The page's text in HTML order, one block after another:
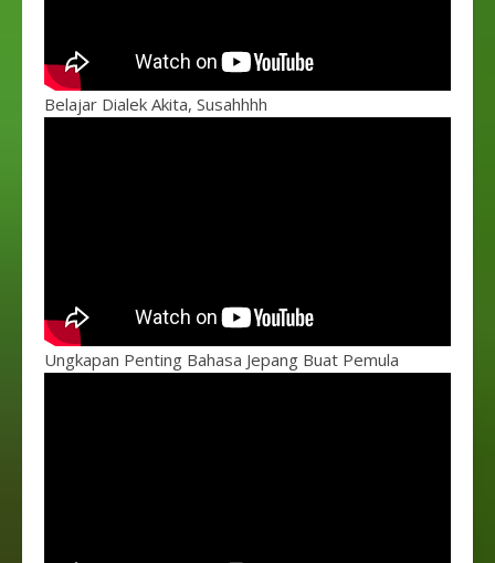
Belajar Dialek Akita, Susahhhh
Ungkapan Penting Bahasa Jepang Buat Pemula